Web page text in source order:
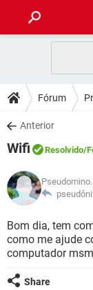
CELULAR
OUTLOOK
INSTAGRAM
GUIA DE COMPRAS
DICAS
JOGOS
INSTAGRAM
GUIA DE COMPRAS
DOWNLOADS
JOGOS
CELULAR
OUTLOOK
INSTAGRAM
GUIA DE COMPRAS
FÓRUM
JOGOS
CELULAR
OUTLOOK
INSTAGRAM
GUIA DE COMPRAS
GLOSSÁRIO
JOGOS
CELULAR
Fórum
Anterior
Wifi Resolvido/
Bom dia, tem
como me ajude
computador
Share